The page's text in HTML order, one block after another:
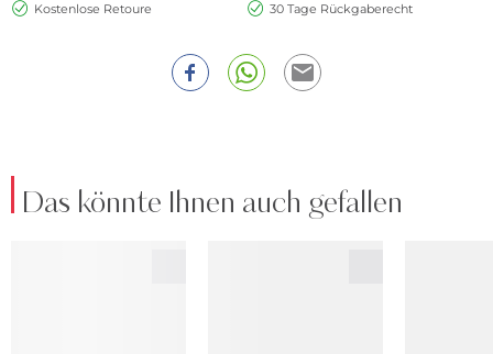
Kostenlose Retoure
30 Tage Rückgaberecht
Das könnte Ihnen auch gefallen